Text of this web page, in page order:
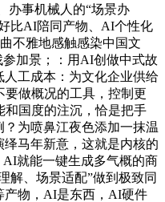
办事机械人的“场景办
比AI陪同产物、AI个性化
不雅地感触感染中国文
加景；：用AI创做中式故
工成本：为文化企业供给
做概况的工具，控制更
国度的注沉，恰是把手
为喷鼻江夜色添加一抹温
马年新意，这就是内核的
AI就能一键生成多气概的商
解、场景适配”做到极致同
产物，AI是东西，AI硬件